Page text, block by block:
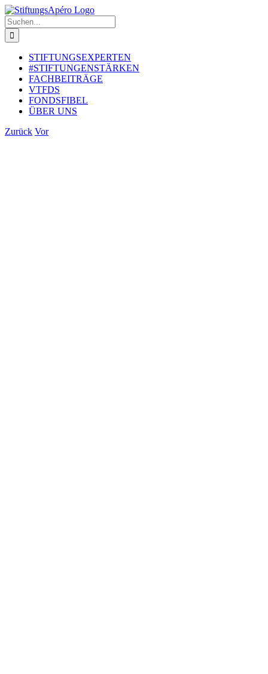
Zum
Inhalt
springen
Suche
nach:
STIFTUNGSEXPERTEN
#STIFTUNGENSTÄRKEN
FACHBEITRÄGE
VTFDS
FONDSFIBEL
ÜBER UNS
Zurück Vor